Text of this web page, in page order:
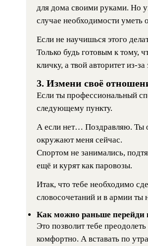
для дома своими руками. Но
случае необходимости уметь
Если не научишься этого
Только будь готовым к тому,
кличку, а твой авторитет из-
3. Измени своё
Если ты профессиональный
следующему пункту.
А если нет… Поздравляю. Ты
окружают меня сейчас.
Спортом не занимались,
ещё и курят как паровозы.
Итак, что тебе необходимо
словосочетаний и в армии ты
Как можно раньше перейди
Это позволит тебе
комфортно. А вставать по